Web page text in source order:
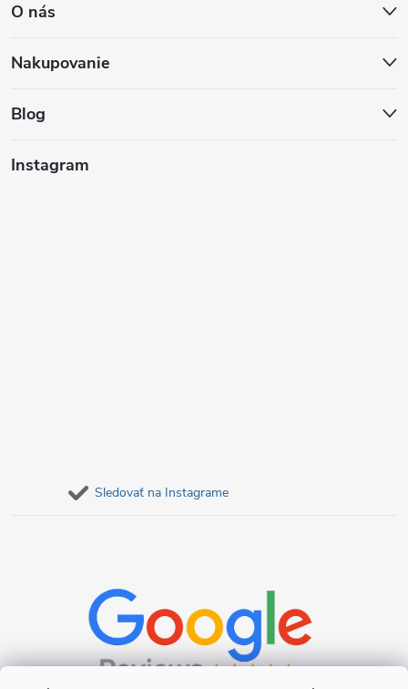
p
ä
O nás
Nakupovanie
Blog
Instagram
Sledovať na Instagrame